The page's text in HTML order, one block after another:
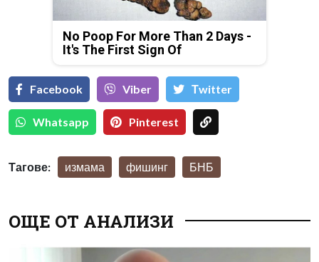
No Poop For More Than 2 Days -
It's The First Sign Of
Facebook Viber Тwitter
Whatsapp Pinterest
Тагове: измама фишинг БНБ
ОЩЕ ОТ АНАЛИЗИ